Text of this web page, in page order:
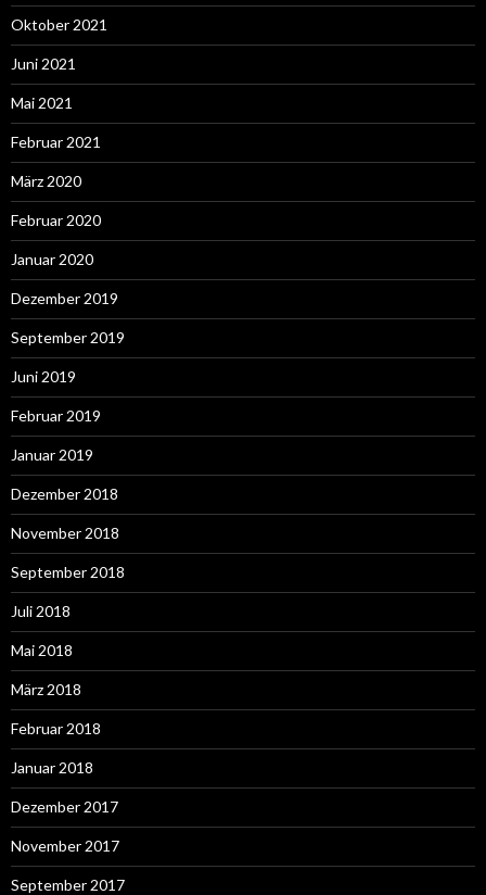
Oktober 2021
Juni 2021
Mai 2021
Februar 2021
März 2020
Februar 2020
Januar 2020
Dezember 2019
September 2019
Juni 2019
Februar 2019
Januar 2019
Dezember 2018
November 2018
September 2018
Juli 2018
Mai 2018
März 2018
Februar 2018
Januar 2018
Dezember 2017
November 2017
September 2017